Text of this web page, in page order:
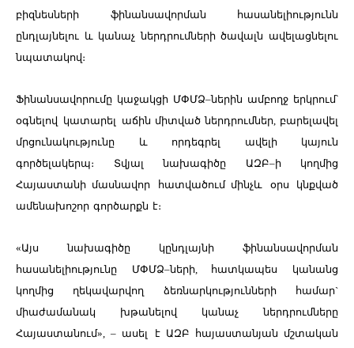
բիզնեսների
ֆինանսավորման
հասանելիությունն
ընդլայնելու և կանաչ ներդրումների ծավալն ավելացնելու
նպատակով։
Ֆինանսավորումը կաջակցի ՄՓՄՁ–ներին ամբողջ երկրում՝
օգնելով կատարել աճին միտված ներդրումներ, բարելավել
մրցունակությունը
և որդեգրել ավելի
կայուն
գործելակերպ։
Տվյալ նախագիծը ԱԶԲ–ի
կողմից
Հայաստանի մասնավոր
հատվածում մինչև օրս
կնքված
ամենախոշոր գործարքն է։
«Այս նախագիծը կընդլայնի
ֆինանսավորման
հասանելիությունը
ՄՓՄՁ–ների, հատկապես
կանանց
կողմից
ղեկավարվող ձեռնարկությունների համար`
միաժամանակ
խթանելով կանաչ
ներդրումները
Հայաստանում», – ասել
է ԱԶԲ հայաստանյան մշտական